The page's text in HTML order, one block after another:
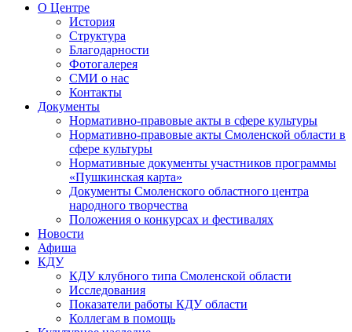
О Центре
История
Структура
Благодарности
Фотогалерея
СМИ о нас
Контакты
Документы
Нормативно-правовые акты в сфере культуры
Нормативно-правовые акты Смоленской области в
сфере культуры
Нормативные документы участников программы
«Пушкинская карта»
Документы Смоленского областного центра
народного творчества
Положения о конкурсах и фестивалях
Новости
Афиша
КДУ
КДУ клубного типа Смоленской области
Исследования
Показатели работы КДУ области
Коллегам в помощь